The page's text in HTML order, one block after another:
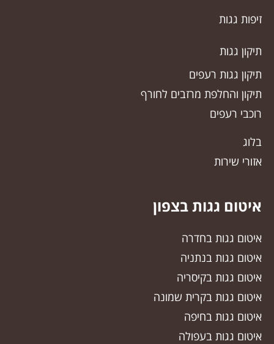
זיפות גגות
תיקון גגות
תיקון גגות רעפים
תיקון והחלפת מרזבים לחורף
רוכבי רעפים
בלוג
אזורי שירות
איטום גגות בצפון
איטום גגות בחדרה
איטום גגות בנתניה
איטום גגות בקיסריה
איטום גגות בקרית שמונה
איטום גגות בחיפה
איטום גגות בעפולה